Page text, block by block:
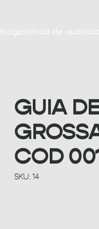
blogpolítica de
GUIA
COD
SKU: SKU
14
14